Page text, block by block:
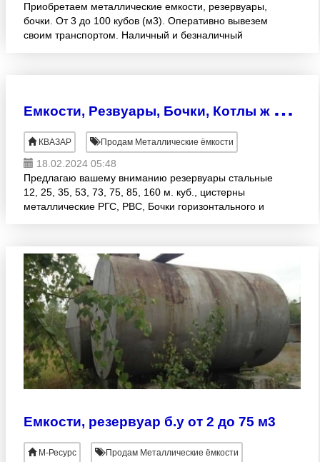
Приобретаем металлические емкости, резервуары,
бочки. От 3 до 100 кубов (м3). Оперативно вывезем
своим транспортом. Наличный и безналичный
Е
мкости, Резвуары, Бочки, Котлы ж д цистерн
КВАЗАР Продам Металлические ёмкости
18.02.2024 05:48
Предлагаю вашему вниманию резервуары стальные
12, 25, 35, 53, 73, 75, 85, 160 м. куб., цистерны
металлические РГС, РВС, Бочки горизонтального и
Емкости, резервуар б.у от 2 до 75 м3
М-Ресурс Продам Металлические ёмкости